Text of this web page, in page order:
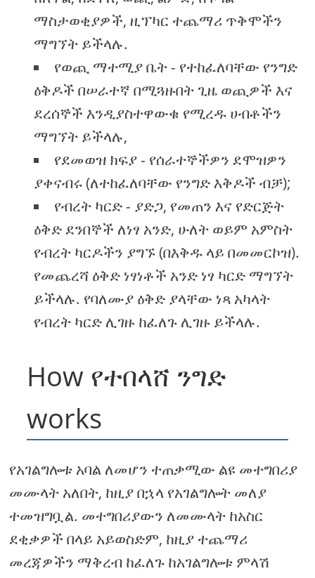
ማስታወቂያዎች, ዚፕካር ተጨማሪ ጥቅሞችን
ማግኘት ይችላሉ.
የወጪ ማተሚያ ቤት - የተከፈለባቸው የንግድ
ዕቅዶች በሠራተኛ በሚጓዙበት ጊዜ ወጪዎች እና
ደረሰኞች እንዲያስተዋውቁ የሚረዱ ሀብቶችን
ማግኘት ይችላሉ,
የደመወዝ ክፍያ - የሰራተኞችዎን ደሞዝዎን
ያቀናብሩ (ለተከፈለባቸው የንግድ እቅዶች ብቻ);
የብረት ካርድ - ያድጋ, የመጠን እና የድርጅት
ዕቅድ ደንበኞች ለነፃ አንድ, ሁለት ወይም አምስት
የብረት ካርዶችን ያግኙ (በእቅዱ ላይ በመመርኮዝ).
የመጨረሻ ዕቅድ ነፃነቶች አንድ ነፃ ካርድ ማግኘት
ይችላሉ. የባለሙያ ዕቅድ ያላቸው ነጻ አካላት
የብረት ካርድ ሊገዙ ከፈለጉ ሊገዙ ይችላሉ.
How የተበላሸ ንግድ
works
የአገልግሎቱ አባል ለመሆን ተጠቃሚው ልዩ መተግበሪያ
መሙላት አለበት, ከዚያ በኋላ የአገልግሎት መለያ
ተመዝግቧል. መተግበሪያውን ለመሙላት ከአስር
ደቂቃዎች በላይ አይወስድም, ከዚያ ተጨማሪ
መረጃዎችን ማቅረብ ከፈለጉ ከአገልግሎቱ ምላሽ